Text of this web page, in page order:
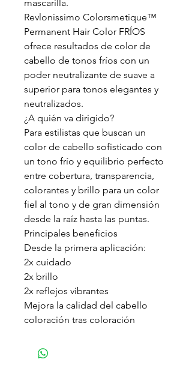
mascarilla.
Revlonissimo Colorsmetique™
Permanent Hair Color FRÍOS
ofrece resultados de color de
cabello de tonos fríos con un
poder neutralizante de suave a
superior para tonos elegantes y
neutralizados.
¿A quién va dirigido?
Para estilistas que buscan un
color de cabello sofisticado con
un tono frío y equilibrio perfecto
entre cobertura, transparencia,
colorantes y brillo para un color
fiel al tono y de gran dimensión
desde la raíz hasta las puntas.
Principales beneficios
Desde la primera aplicación:
2x cuidado
2x brillo
2x reflejos vibrantes
Mejora la calidad del cabello
coloración tras coloración